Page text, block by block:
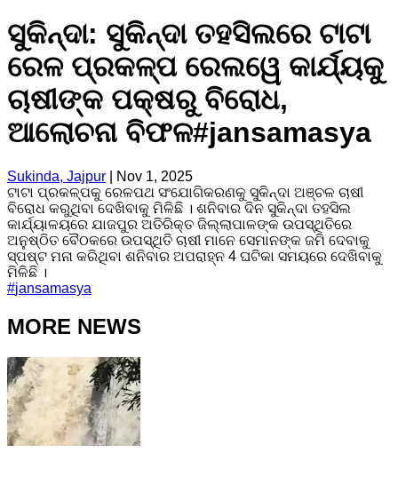
ସୁକିନ୍ଦା: ସୁକିନ୍ଦା ତହସିଲରେ ଟାଟା
ରେଳ ପ୍ରକଳ୍ପ ରେଲୱେ କାର୍ଯ୍ୟକୁ
ଚାଷୀଙ୍କ ପକ୍ଷରୁ ବିରୋଧ,
ଆଲୋଚନା ବିଫଳ#jansamasya
Sukinda, Jajpur
Nov 1, 2025
ଟାଟା ପ୍ରକଳ୍ପକୁ ରେଳପଥ ସଂଯୋଗିକରଣକୁ ସୁକିନ୍ଦା ଅଞ୍ଚଳ ଚାଷୀ
ବିରୋଧ କରୁଥିବା ଦେଖିବାକୁ ମିଳିଛି । ଶନିବାର ଦିନ ସୁକିନ୍ଦା ତହସିଲ
କାର୍ଯ୍ୟାଳୟରେ ଯାଜପୁର ଅତିରିକ୍ତ ଜିଲ୍ଲାପାଳଙ୍କ ଉପସ୍ଥିତିରେ
ଅନୁଷ୍ଠିତ ବୈଠକରେ ଉପସ୍ଥିତି ଚାଷୀ ମାନେ ସେମାନଙ୍କ ଜମି ଦେବାକୁ
ସ୍ପଷ୍ଟ ମନା କରିଥିବା ଶନିବାର ଅପରାହ୍ନ 4 ଘଟିକା ସମୟରେ ଦେଖିବାକୁ
ମିଳିଛି ।
#jansamasya
MORE NEWS